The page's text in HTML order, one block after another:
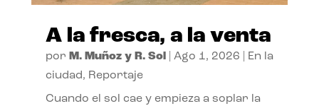
A la fresca, a la venta
por M. Muñoz y R. Sol| Ago 1, 2026
En la
ciudad, Reportaje
Cuando el sol cae y empieza a soplar la